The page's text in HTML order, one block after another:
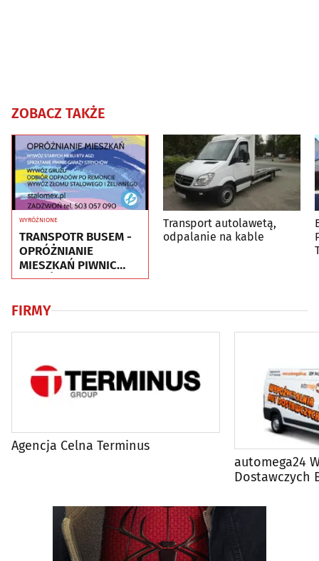
ZOBACZ TAKŻE
WYRÓŻNIONE
TRANSPOTR BUSEM -
OPRÓŻNIANIE
MIESZKAŃ PIWNIC
GARAŻY - UTYLIZACJA
Transport autolawetą,
odpalanie na kable
FIRMY
Agencja Celna Terminus
automega24
Dostawczych